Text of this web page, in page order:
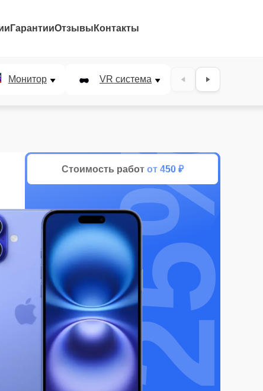
ГарантииОтзывы Контакты
Монитор VR система Наушники
Стоимость работ от 450 ₽
25%